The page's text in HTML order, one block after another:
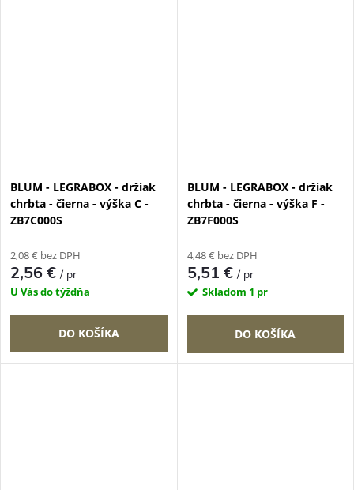
BLUM - LEGRABOX - držiak
chrbta - čierna - výška C -
ZB7C000S
2,08 € bez DPH
2,56 €/ pr
U Vás do týždňa
DO KOŠÍKA
BLUM - LEGRABOX - držiak
chrbta - čierna - výška F -
ZB7F000S
4,48 € bez DPH
5,51 €/ pr
Skladom 1 pr
DO KOŠÍKA